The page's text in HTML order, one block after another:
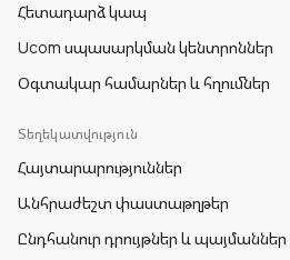
Հետադարձ կապ
Ucom սպասարկման կենտրոններ
Օգտակար համարներ և հղումներ
Տեղեկատվություն
Հայտարարություններ
Անհրաժեշտ փաստաթղթեր
Ընդհանուր դրույթներ և պայմաններ